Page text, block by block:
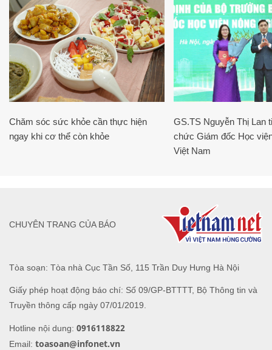
Chăm sóc sức khỏe cần thực hiện
ngay khi cơ thể còn khỏe
GS.TS Nguyễn Thị Lan
chức Giám đốc Học
Việt Nam
Tòa soạn: Tòa nhà Cục Tần Số, 115 Trần Duy Hưng Hà Nội
Giấy phép hoạt động báo chí: Số 09/GP-BTTTT, Bộ Thông tin và
Truyền thông cấp ngày 07/01/2019.
Hotline nội dung: 0916118822
Email: toasoan@infonet.vn
CHUYÊN TRANG CỦA BÁO